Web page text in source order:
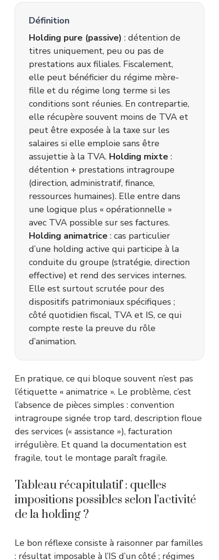
Définition
Holding pure (passive) : détention de
titres uniquement, peu ou pas de
prestations aux filiales. Fiscalement,
elle peut bénéficier du régime mère-
fille et du régime long terme si les
conditions sont réunies. En contrepartie,
elle récupère souvent moins de TVA et
peut être exposée à la taxe sur les
salaires si elle emploie sans être
assujettie à la TVA. Holding mixte :
détention + prestations intragroupe
(direction, administratif, finance,
ressources humaines). Elle entre dans
une logique plus « opérationnelle »
avec TVA possible sur ses factures.
Holding animatrice : cas particulier
d’une holding active qui participe à la
conduite du groupe (stratégie, direction
effective) et rend des services internes.
Elle est surtout scrutée pour des
dispositifs patrimoniaux spécifiques ;
côté quotidien fiscal, TVA et IS, ce qui
compte reste la preuve du rôle
d’animation.
En pratique, ce qui bloque souvent n’est pas
l’étiquette « animatrice ». Le problème, c’est
l’absence de pièces simples : convention
intragroupe signée trop tard, description floue
des services (« assistance »), facturation
irrégulière. Et quand la documentation est
fragile, tout le montage paraît fragile.
Tableau récapitulatif : quelles
impositions possibles selon l’activité
de la holding ?
Le bon réflexe consiste à raisonner par familles
: résultat imposable à l’IS d’un côté ; régimes